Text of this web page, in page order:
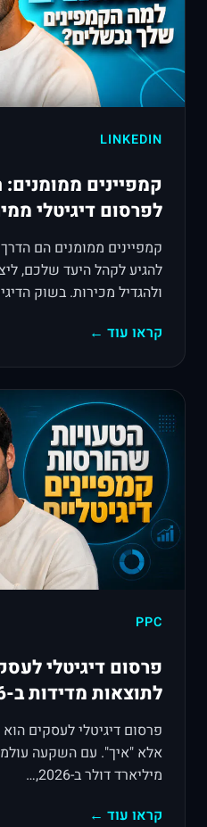
LINKEDIN
קמפיינים
לפרסום דיגיטלי ממיר
קמפיינים ממומנים הם
להגיע לקהל היעד שלכם,
ולהגדיל מכירות. בשוק הדיגיטלי
קראו עוד ←
PPC
פרסום דיגיטלי
לתוצאות מדידות ב-2026
פרסום דיגיטלי לעסקים
מיליארד דולר ב-2026,…
קראו עוד ←